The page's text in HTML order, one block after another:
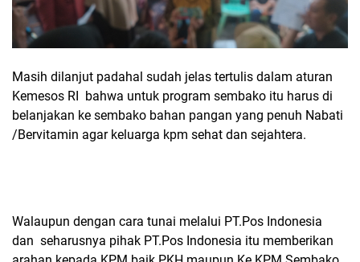
Masih dilanjut padahal sudah jelas tertulis dalam aturan
Kemesos RI bahwa untuk program sembako itu harus di
belanjakan ke sembako bahan pangan yang penuh Nabati
/Bervitamin agar keluarga kpm sehat dan sejahtera.
Walaupun dengan cara tunai melalui PT.Pos Indonesia
dan seharusnya pihak PT.Pos Indonesia itu memberikan